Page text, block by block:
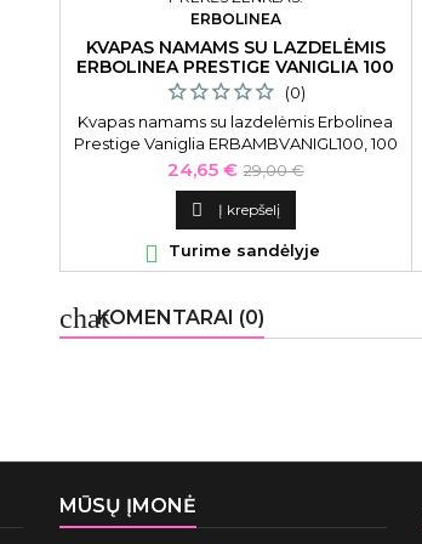
ERBOLINEA
KVAPAS NAMAMS SU LAZDELĖMIS
ERBOLINEA PRESTIGE VANIGLIA 100
ML
(0)
Kvapas namams su lazdelėmis Erbolinea
Prestige Vaniglia ERBAMBVANIGL100, 100
ml
Kaina
24,65 € Bazinė
kaina
29,00 €
 Į krepšelį
 Turime sandėlyje
chatKOMENTARAI (0)
MŪSŲ ĮMONĖ